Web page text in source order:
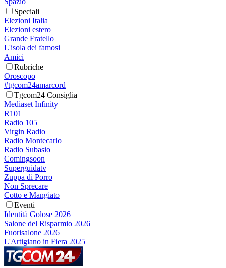
Speciali
Elezioni Italia
Elezioni estero
Grande Fratello
L'isola dei famosi
Amici
Rubriche
Oroscopo
#tgcom24amarcord
Tgcom24 Consiglia
Mediaset Infinity
R101
Radio 105
Virgin Radio
Radio Montecarlo
Radio Subasio
Comingsoon
Superguidatv
Zuppa di Porro
Non Sprecare
Cotto e Mangiato
Eventi
Identità Golose 2026
Salone del Risparmio 2026
Fuorisalone 2026
L'Artigiano in Fiera 2025